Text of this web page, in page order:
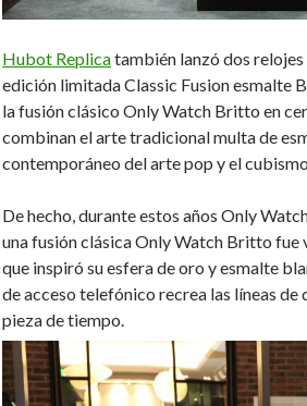
Hubot Replicatambién lanzó dos
edición limitada Classic Fusion esmalte
la fusión clásico Only Watch Britto en
combinan el arte tradicional multa de
contemporáneo del arte pop y el
De hecho, durante estos años Only
una fusión clásica Only Watch Britto
que inspiró su esfera de oro y esmalte
de acceso telefónico recrea las líneas de
pieza de tiempo.